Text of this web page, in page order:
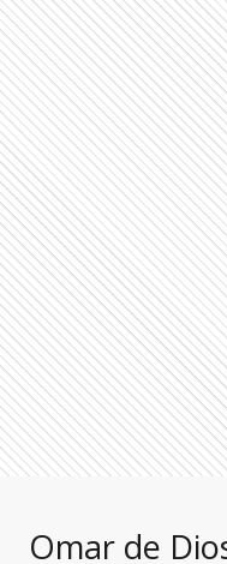
Omar de